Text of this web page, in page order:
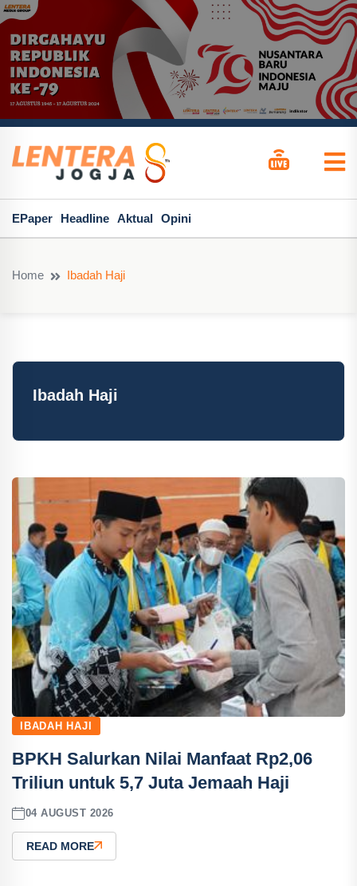
EPaper Headline Aktual Opini
Home Ibadah Haji
Ibadah Haji
IBADAH HAJI
BPKH Salurkan Nilai Manfaat Rp2,06
Triliun untuk 5,7 Juta Jemaah Haji
04 AUGUST 2026
READ MORE